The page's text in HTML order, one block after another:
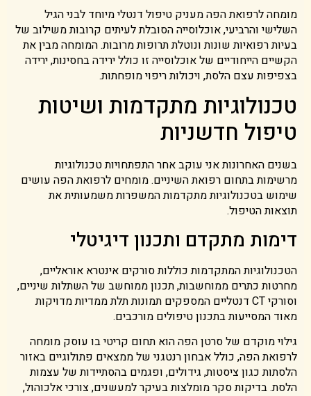
מומחה לרפואת הפה מעניק טיפול דנטלי מיוחד לבני הגיל
השלישי והרביעי, אוכלוסייה הסובלת לעיתים קרובות משילוב של
בעיות רפואיות שונות ונוטלת תרופות מרובות. המומחה מבין את
הקשיים הייחודיים של אוכלוסייה זו כולל ירידה בחסינות, ירידה
בצפיפות עצם הלסת, ויכולות ריפוי מופחתות.
טכנולוגיות מתקדמות ושיטות
טיפול חדשניות
בשנים האחרונות אני עוקב אחר התפתחויות טכנולוגיות
מרשימות בתחום רפואת השיניים. מומחים לרפואת הפה עושים
שימוש בטכנולוגיות מתקדמות המשפרות משמעותית את
תוצאות הטיפול.
דימות מתקדם ותכנון דיגיטלי
הטכנולוגיות המתקדמות כוללות סורקים אינטרא אוראליים,
מחרטות כתרים ממוחשבות, תכנון ממוחשב של השתלות שיניים,
וסורקי CT דנטליים המספקים תמונות תלת ממדיות מדויקות
מאוד המסייעות בתכנון טיפולים מורכבים.
גילוי מוקדם של סרטן הפה הוא תחום קריטי בו עוסק מומחה
לרפואת הפה, כולל אבחון רנטגני של ממצאים פתולוגיים באזור
הלסתות כגון ציסטות, גידולים, ופגמים בהסתיידות של עצמות
הלסת. בדיקות סקר מומלצות בעיקר למעשנים, צורכי אלכוהול,